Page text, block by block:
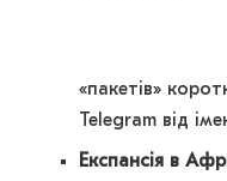
«пакетів»
Telegram від
Експансія в